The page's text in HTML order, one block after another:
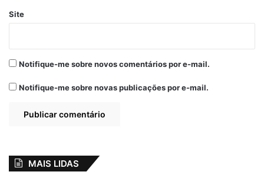
Site
Notifique-me sobre novos comentários por e-mail.
Notifique-me sobre novas publicações por e-mail.
MAIS LIDAS